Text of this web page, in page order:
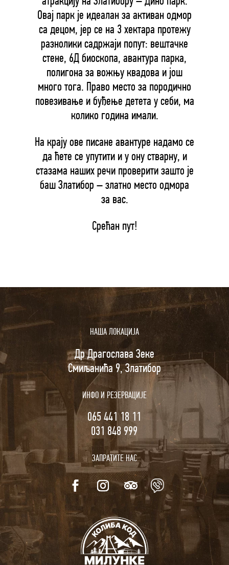
Овај парк је идеалан за активан одмор
са децом, јер се на 3 хектара протежу
разнолики садржаји попут: вештачке
стене, 6Д биоскопа, авантура парка,
полигона за вожњу квадова и још
много тога. Право место за породично
повезивање и буђење детета у себи, ма
колико година имали.
На крају ове писане авантуре надамо се
да ћете се упутити и у ону стварну, и
стазама наших речи проверити зашто је
баш Златибор – златно место одмора
за вас.
Срећан пут!
НАША ЛОКАЦИЈА
Др Драгослава Зеке
Смиљанића 9, Златибор
ИНФО И РЕЗЕРВАЦИЈЕ
065 441 18 11
031 848 999
ЗАПРАТИТЕ НАС